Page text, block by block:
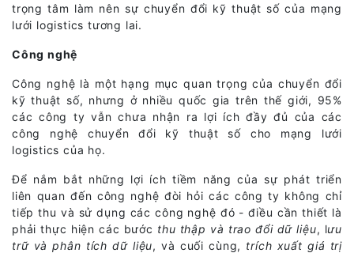
trọng tâm làm nên sự chuyển đổi kỹ thuật số của mạng
lưới logistics tương lai.
Công nghệ
Công nghệ là một hạng mục quan trọng của chuyển đổi
kỹ thuật số, nhưng ở nhiều quốc gia trên thế giới, 95%
các công ty vẫn chưa nhận ra lợi ích đầy đủ của các
công nghệ chuyển đổi kỹ thuật số cho mạng lưới
logistics của họ.
Để nắm bắt những lợi ích tiềm năng của sự phát triển
liên quan đến công nghệ đòi hỏi các công ty không chỉ
tiếp thu và sử dụng các công nghệ đó - điều cần thiết là
phải thực hiện các bước thu thập và trao đổi dữ liệu, lưu
trữ và phân tích dữ liệu, và cuối cùng, trích xuất giá trị